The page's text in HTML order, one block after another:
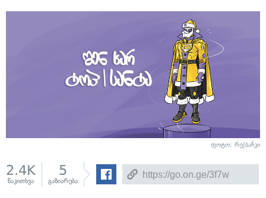
ფოტო: რე|ბანკი
2.4K
წაკითხვა
5
გაზიარება